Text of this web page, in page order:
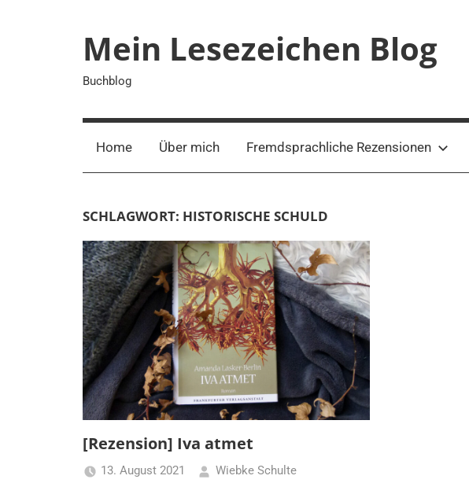
Mein Lesezeichen Blog
Buchblog
Home Über mich Fremdsprachliche Rezensionen
SCHLAGWORT: HISTORISCHE SCHULD
[Rezension] Iva atmet
13. August 2021
Wiebke Schulte